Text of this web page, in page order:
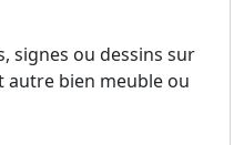
signes ou dessins sur
autre bien meuble ou